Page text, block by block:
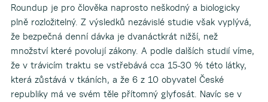
Roundup je pro člověka naprosto neškodný a biologicky
plně rozložitelný. Z výsledků nezávislé studie však vyplývá,
že bezpečná denní dávka je dvanáctkrát nižší, než
množství které povolují zákony. A podle dalších studií víme,
že v trávicím traktu se vstřebává cca 15-30 % této látky,
která zůstává v tkáních, a že 6 z 10 obyvatel České
republiky má ve svém těle přítomný glyfosát. Navíc se v